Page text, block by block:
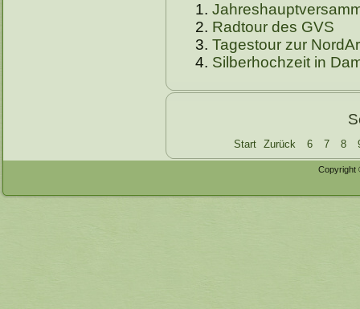
Radtour des GVS
Tagestour zur
Silberhochzeit in
Start Zurück 6 7 8
Copyright